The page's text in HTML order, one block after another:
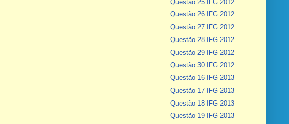
Questão 25 IFG 2012
Questão 26 IFG 2012
Questão 27 IFG 2012
Questão 28 IFG 2012
Questão 29 IFG 2012
Questão 30 IFG 2012
Questão 16 IFG 2013
Questão 17 IFG 2013
Questão 18 IFG 2013
Questão 19 IFG 2013